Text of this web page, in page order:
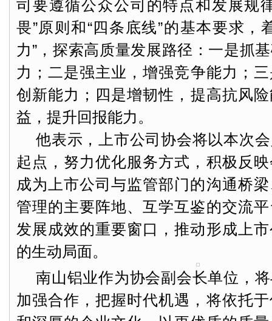
司要遵循公众公司的特点和发展规
畏”原则和“四条底线”的基本要求，
力”，探索高质量发展路径：一是抓
力；二是强主业，增强竞争能力；
创新能力；四是增韧性，提高抗风
益，提升回报能力。
他表示，上市公司协会将以本次
起点，努力优化服务方式，积极反
成为上市公司与监管部门的沟通桥
管理的主要阵地、互学互鉴的交流
发展成效的重要窗口，推动形成上
的生动局面。
南山铝业作为协会副会长单位，
加强合作，把握时代机遇，将依托